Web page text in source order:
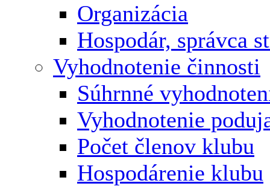
Organizácia
Hospodár, správca
Vyhodnotenie činnosti
Súhrnné
Vyhodnotenie
Počet členov klubu
Hospodárenie klubu